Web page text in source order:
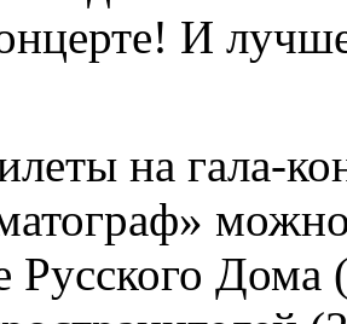
И
на гала-
Русского Дома